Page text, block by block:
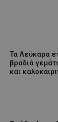
Τα Λεύκαρα
βραδιά
και